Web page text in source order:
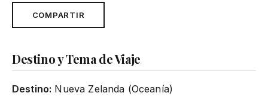
COMPARTIR
Destino y Tema de Viaje
Destino: Nueva Zelanda (Oceanía)